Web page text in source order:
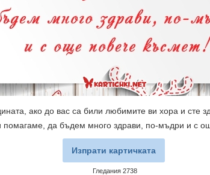
ако до вас са били любимите ви хора и сте
помагаме, да бъдем много здрави, по-мъдри и с
Изпрати картичката
Гледания 2738